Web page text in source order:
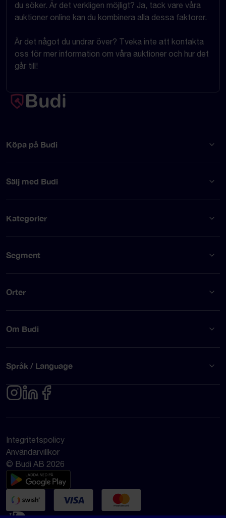
du söker. Är det verkligen möjligt? Ja, tack vare våra
auktioner online kan du kombinera alla dessa faktorer.
Är det något du undrar över? Tveka inte att kontakta
oss för mer information om våra auktioner och hur det
går till!
Köpa på Budi
Sälj med Budi
Kategorier
Segment
Orter
Om Budi
Språk / Language
Integritetspolicy
Användarvillkor
© Budi AB 2026